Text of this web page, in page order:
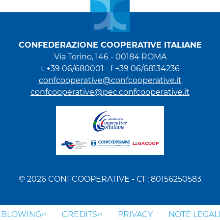
CONFEDERAZIONE COOPERATIVE ITALIANE
Via Torino, 146 - 00184 ROMA
t +39 06/680001 - f +39 06/68134236
confcooperative@confcooperative.it
confcooperative@pec.confcooperative.it
© 2026 CONFCOOPERATIVE - CF: 80156250583
CREDITS PRIVACY NOTE LEGALI